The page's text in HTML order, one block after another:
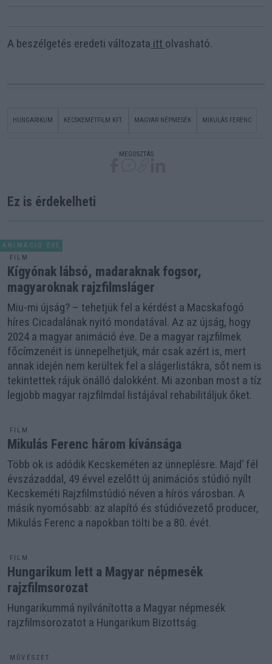
A beszélgetés eredeti változata itt olvasható.
HUNGARIKUM KECSKEMÉTFILM KFT. MAGYAR NÉPMESÉK MIKULÁS FERENC
MEGOSZTÁS
Ez is érdekelheti
ANIMÁCIÓ ÉVE
FILM
Kígyónak lábsó, madaraknak fogsor,
magyaroknak rajzfilmsláger
Miu-mi újság? – tehetjük fel a kérdést a Macskafogó
híres Cicadalának nyitó mondatával. Az az újság, hogy
2024 a magyar animáció éve. De a magyar rajzfilmek
főcímzenéit is ünnepelhetjük, már csak azért is, mert
annak idején nem kerültek fel a slágerlistákra, sőt nem is
tekintettek rájuk önálló dalokként. Mi azonban most a tíz
legjobb magyar rajzfilmdal listájával rehabilitáljuk őket.
FILM
Mikulás Ferenc három kívánsága
Több ok is adódik Kecskeméten az ünneplésre. Majd’ fél
évszázaddal, 49 évvel ezelőtt új animációs stúdió nyílt
Kecskeméti Rajzfilmstúdió néven a hírös városban. A
másik nyomósabb: az alapító és stúdióvezető producer,
Mikulás Ferenc a napokban tölti be a 80. évét.
FILM
Hungarikum lett a Magyar népmesék
rajzfilmsorozat
Hungarikummá nyilvánította a Magyar népmesék
rajzfilmsorozatot a Hungarikum Bizottság.
MŰVÉSZET